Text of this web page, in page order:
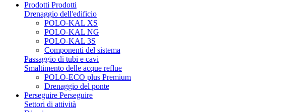
Prodotti Prodotti
Drenaggio dell'edificio
POLO-KAL XS
POLO-KAL NG
POLO-KAL 3S
Componenti del sistema
Passaggio di tubi e cavi
Smaltimento delle acque reflue
POLO-ECO plus Premium
Drenaggio del ponte
Perseguire Perseguire
Settori di attività